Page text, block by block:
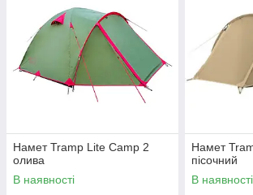
Намет Tramp Lite Camp 2
олива
В наявності
Намет
пісочний
В наявності